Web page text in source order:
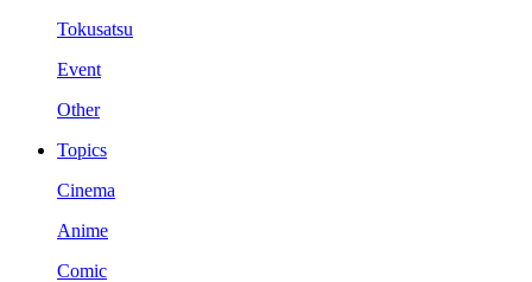
Tokusatsu
Event
Other
Topics
Cinema
Anime
Comic